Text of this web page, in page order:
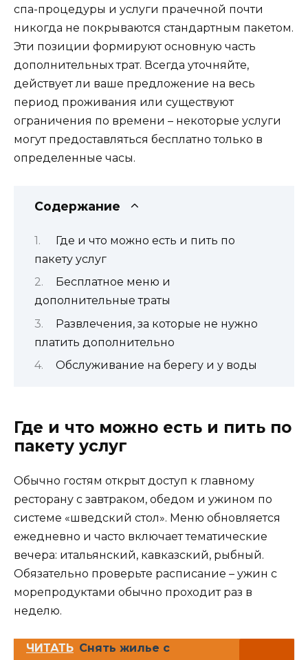
спа-процедуры и услуги прачечной почти
никогда не покрываются стандартным пакетом.
Эти позиции формируют основную часть
дополнительных трат. Всегда уточняйте,
действует ли ваше предложение на весь
период проживания или существуют
ограничения по времени – некоторые услуги
могут предоставляться бесплатно только в
определенные часы.
Содержание
Где и что можно есть и пить по
пакету услуг
Бесплатное меню и
дополнительные траты
Развлечения, за которые не нужно
платить дополнительно
Обслуживание на берегу и у воды
Где и что можно есть и пить по
пакету услуг
Обычно гостям открыт доступ к главному
ресторану с завтраком, обедом и ужином по
системе «шведский стол». Меню обновляется
ежедневно и часто включает тематические
вечера: итальянский, кавказский, рыбный.
Обязательно проверьте расписание – ужин с
морепродуктами обычно проходит раз в
неделю.
ЧИТАТЬ Снять жилье с